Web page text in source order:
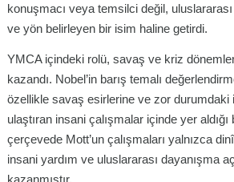
konuşmacı veya temsilci değil,
ve yön belirleyen bir isim haline getirdi.
YMCA içindeki rolü, savaş ve kriz
kazandı. Nobel’in barış temalı
özellikle savaş esirlerine ve zor durumdaki
ulaştıran insani çalışmalar içinde yer aldığı
çerçevede Mott’un çalışmaları yalnızca
insani yardım ve uluslararası dayanışma
kazanmıştır.